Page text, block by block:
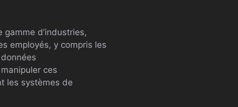
d’industries,
employés, y compris les
ces
les systèmes de